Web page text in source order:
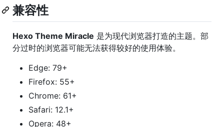
兼容性
Hexo Theme Miracle 是为现代浏览器打造的主题。部
分过时的浏览器可能无法获得较好的使用体验。
Edge: 79+
Firefox: 55+
Chrome: 61+
Safari: 12.1+
Opera: 48+